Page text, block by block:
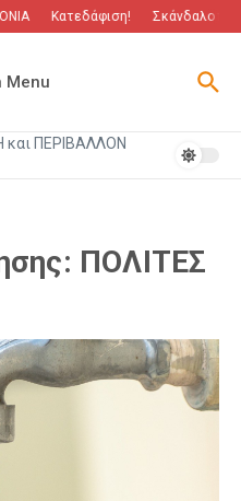
Κατεδάφιση! Σκάνδαλο που
Menu
και ΠΕΡΙΒΑΛΛΟΝ
ΠΟΛΙΤΕΣ